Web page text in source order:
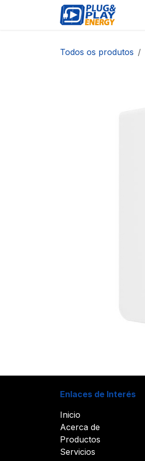
Pular para o conteúdo
Todos os produtos
Enlaces de Interés
Inicio
Acerca de
Productos
Servicios